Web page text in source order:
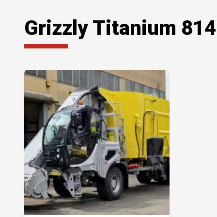
Grizzly Titanium